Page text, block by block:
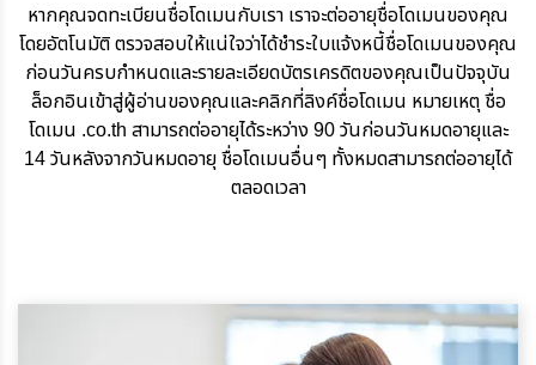
หากคุณจดทะเบียนชื่อโดเมนกับเรา เราจะต่ออายุชื่อโดเมนของคุณ
โดยอัตโนมัติ ตรวจสอบให้แน่ใจว่าได้ชำระใบแจ้งหนี้ชื่อโดเมนของคุณ
ก่อนวันครบกำหนดและรายละเอียดบัตรเครดิตของคุณเป็นปัจจุบัน
ล็อกอินเข้าสู่ผู้อ่านของคุณและคลิกที่ลิงค์ชื่อโดเมน หมายเหตุ ชื่อ
โดเมน .co.th สามารถต่ออายุได้ระหว่าง 90 วันก่อนวันหมดอายุและ
14 วันหลังจากวันหมดอายุ ชื่อโดเมนอื่นๆ ทั้งหมดสามารถต่ออายุได้
ตลอดเวลา